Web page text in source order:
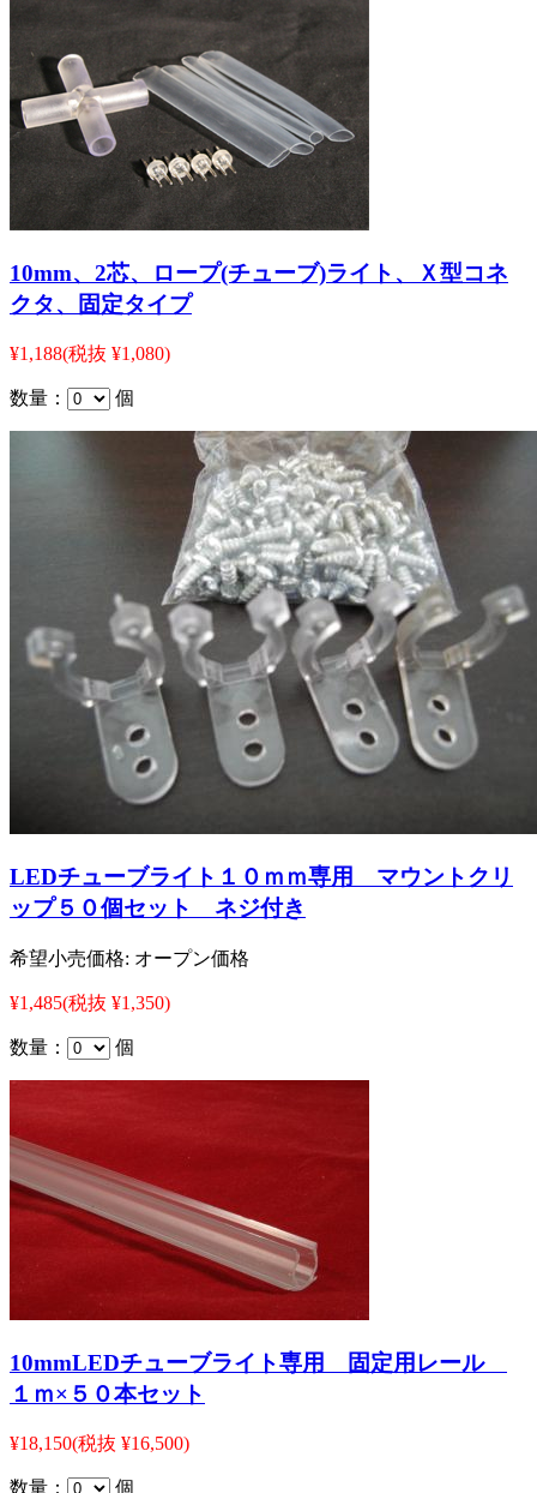
10mm、2芯、ロープ(チューブ)ライト、Ｘ型コネ
クタ、固定タイプ
¥1,188(税抜 ¥1,080)
数量： 個
LEDチューブライト１０ｍｍ専用 マウントクリ
ップ５０個セット ネジ付き
希望小売価格: オープン価格
¥1,485(税抜 ¥1,350)
数量： 個
10mmLEDチューブライト専用 固定用レール
１ｍ×５０本セット
¥18,150(税抜 ¥16,500)
数量： 個